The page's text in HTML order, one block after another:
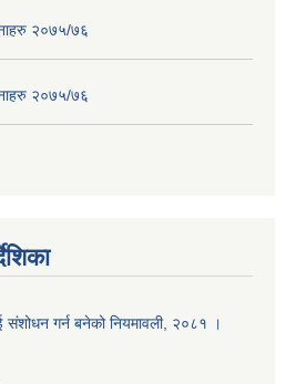
२०७५/७६
२०७५/७६
संशोधन गर्न बनेको नियमावली, २०८१ ।